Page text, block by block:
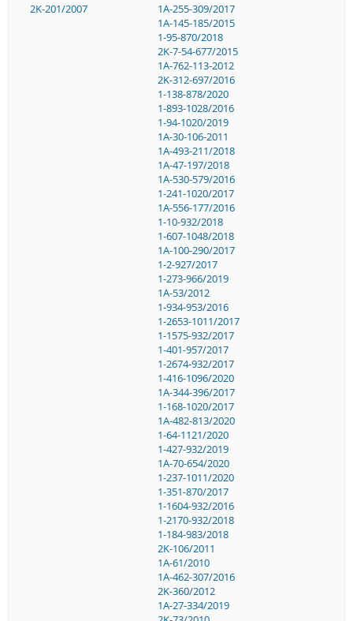
2K-201/2007
1A-255-309/2017
1A-145-185/2015
1-95-870/2018
2K-7-54-677/2015
1A-762-113-2012
2K-312-697/2016
1-138-878/2020
1-893-1028/2016
1-94-1020/2019
1A-30-106-2011
1A-493-211/2018
1A-47-197/2018
1A-530-579/2016
1-241-1020/2017
1A-556-177/2016
1-10-932/2018
1-607-1048/2018
1A-100-290/2017
1-2-927/2017
1-273-966/2019
1A-53/2012
1-934-953/2016
1-2653-1011/2017
1-1575-932/2017
1-401-957/2017
1-2674-932/2017
1-416-1096/2020
1A-344-396/2017
1-168-1020/2017
1A-482-813/2020
1-64-1121/2020
1-427-932/2019
1A-70-654/2020
1-237-1011/2020
1-351-870/2017
1-1604-932/2016
1-2170-932/2018
1-184-983/2018
2K-106/2011
1A-61/2010
1A-462-307/2016
2K-360/2012
1A-27-334/2019